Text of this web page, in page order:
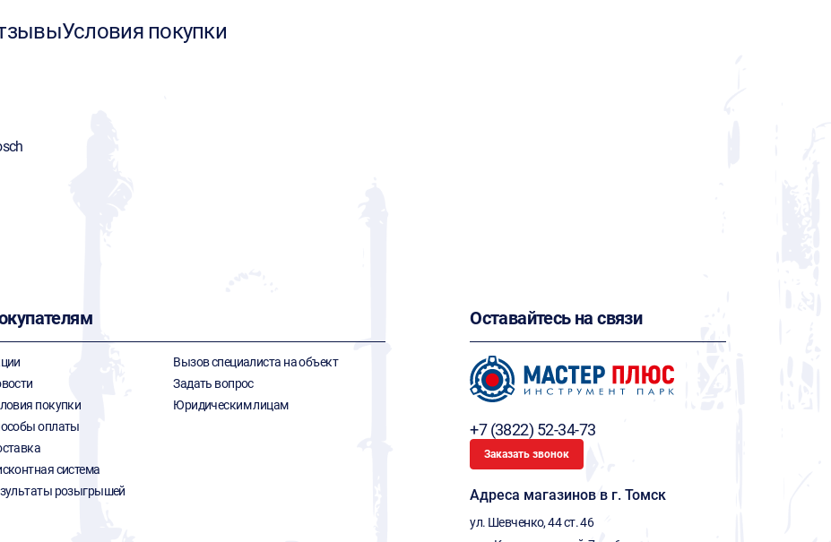
Условия покупки
покупки
оплаты
система
розыгрышей
Вызов специалиста на объект
Задать вопрос
Юридическим лицам
Оставайтесь на связи
+7 (3822) 52-34-73
Заказать звонок
Адреса магазинов в г. Томск
ул. Шевченко, 44 ст. 46